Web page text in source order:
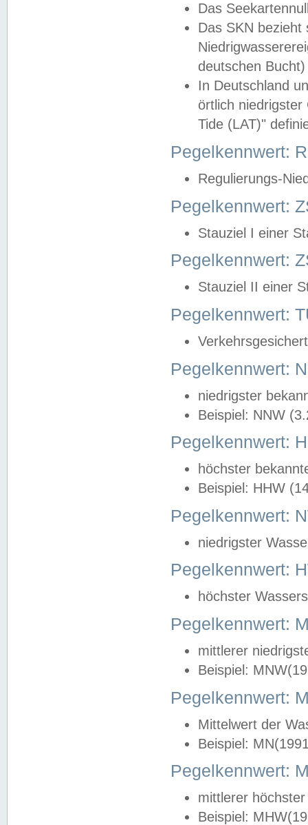
Das
Das SKN
deutschen
In Deutschland
örtlich
Tide (LAT)"
Pegelkennwert:
Regulierungs-
Pegelkennwert:
Stauziel I einer
Pegelkennwert:
Stauziel II einer
Pegelkennwert:
Pegelkennwert:
niedrigster
Beispiel: NNW
Pegelkennwert:
höchster
Beispiel: HHW
Pegelkennwert:
niedrigster
Pegelkennwert:
höchster
Pegelkennwert:
mittlerer
Beispiel:
Pegelkennwert:
Mittelwert der
Beispiel:
Pegelkennwert:
mittlerer
Beispiel: